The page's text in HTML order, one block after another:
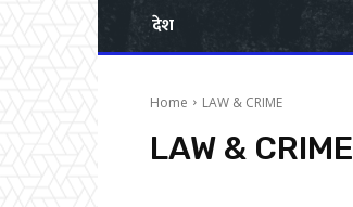
देश
Home LAW & CRIME
LAW & CRIME